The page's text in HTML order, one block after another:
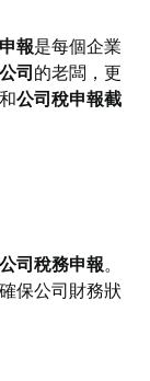
報是每個企業
司 的老闆，更
和公司稅申報截
公司稅務申報。
保公司財務狀